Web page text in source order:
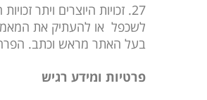
27. זכויות היוצרים ויתר
לשכפל או להעתיק את
בעל האתר מראש וכתב. הפרה
פרטיות ומידע רגיש